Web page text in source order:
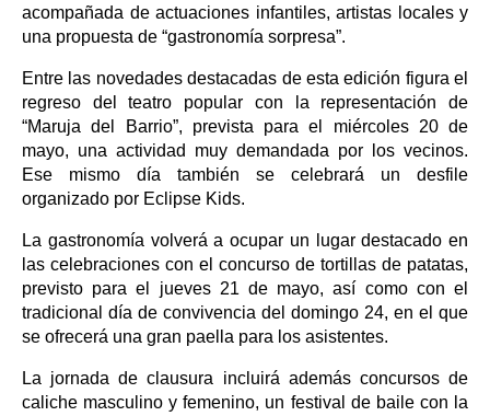
acompañada de actuaciones infantiles, artistas locales y
una propuesta de “gastronomía sorpresa”.
Entre las novedades destacadas de esta edición figura el
regreso del teatro popular con la representación de
“Maruja del Barrio”, prevista para el miércoles 20 de
mayo, una actividad muy demandada por los vecinos.
Ese mismo día también se celebrará un desfile
organizado por Eclipse Kids.
La gastronomía volverá a ocupar un lugar destacado en
las celebraciones con el concurso de tortillas de patatas,
previsto para el jueves 21 de mayo, así como con el
tradicional día de convivencia del domingo 24, en el que
se ofrecerá una gran paella para los asistentes.
La jornada de clausura incluirá además concursos de
caliche masculino y femenino, un festival de baile con la